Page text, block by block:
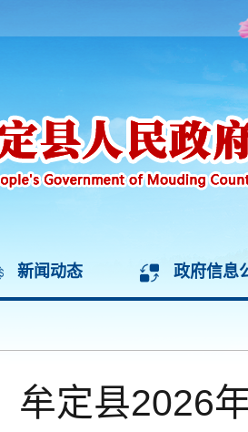
新闻动态 政府信息
牟定县2026